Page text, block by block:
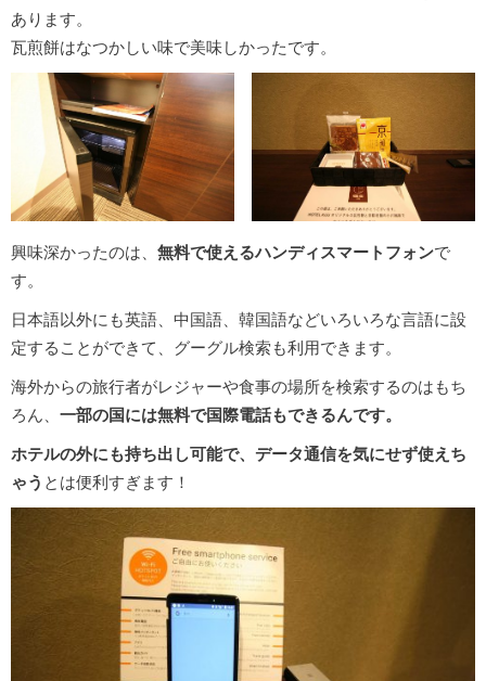
あります。
瓦煎餅はなつかしい味で美味しかったです。
興味深かったのは、 無料で使えるハンディスマートフォンで
す。
日本語以外にも英語、中国語、韓国語などいろいろな言語に設
定することができて、グーグル検索も利用できます。
海外からの旅行者がレジャーや食事の場所を検索するのはもち
ろん、 一部の国には無料で国際電話もできるんです。
ホテルの外にも持ち出し可能で、データ通信を気にせず使えち
ゃう とは便利すぎます！